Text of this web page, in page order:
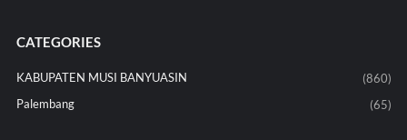
CATEGORIES
KABUPATEN MUSI BANYUASIN
(860)
Palembang
(65)